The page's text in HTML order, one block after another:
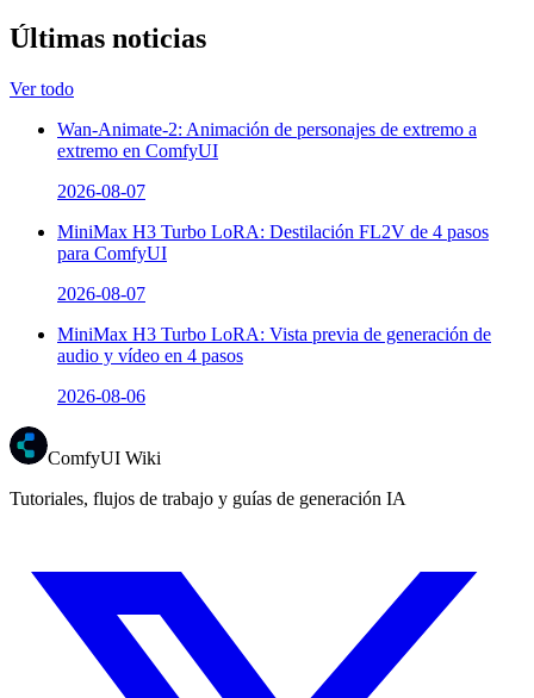
Últimas noticias
Ver todo
Wan-Animate-2: Animación de personajes de extremo a
extremo en ComfyUI
2026-08-07
MiniMax H3 Turbo LoRA: Destilación FL2V de 4 pasos
para ComfyUI
2026-08-07
MiniMax H3 Turbo LoRA: Vista previa de generación de
audio y vídeo en 4 pasos
2026-08-06
ComfyUI Wiki
Tutoriales, flujos de trabajo y guías de generación IA